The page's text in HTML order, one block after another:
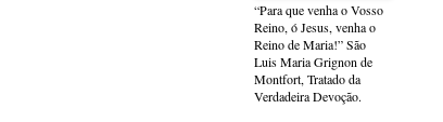
“Para que venha o Vosso
Reino, ó Jesus, venha o
Reino de Maria!” São
Luis Maria Grignon de
Montfort, Tratado da
Verdadeira Devoção.